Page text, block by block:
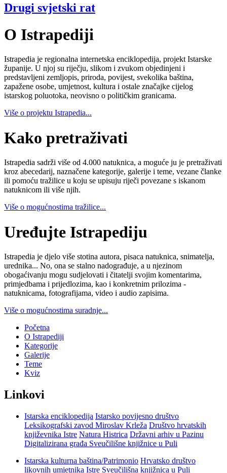
Drugi svjetski rat
O Istrapediji
Istrapedia je regionalna internetska enciklopedija, projekt Istarske
županije. U njoj su riječju, slikom i zvukom objedinjeni i
predstavljeni zemljopis, priroda, povijest, svekolika baština,
zapažene osobe, umjetnost, kultura i ostale značajke cijelog
istarskog poluotoka, neovisno o političkim granicama.
Više o projektu Istrapedia...
Kako pretraživati
Istrapedia sadrži više od 4.000 natuknica, a moguće ju je pretraživati
kroz abecedarij, naznačene kategorije, galerije i teme, vezane članke
ili pomoću tražilice u koju se upisuju riječi povezane s iskanom
natuknicom ili više njih.
Više o mogućnostima tražilice...
Uređujte Istrapediju
Istrapedia je djelo više stotina autora, pisaca natuknica, snimatelja,
urednika... No, ona se stalno nadograđuje, a u njezinom
obogaćivanju mogu sudjelovati i čitatelji svojim komentarima,
primjedbama i prijedlozima, kao i konkretnim prilozima -
natuknicama, fotografijama, video i audio zapisima.
Više o mogućnostima suradnje...
Početna
O Istrapediji
Kategorije
Galerije
Teme
Kviz
Linkovi
Istarska enciklopedija Istarsko povijesno društvo
Leksikografski zavod Miroslav Krleža Društvo hrvatskih
književnika Istre Natura Histrica Državni arhiv u Pazinu
Digitalizirana građa Sveučilišne knjižnice u Puli
Istarska kulturna baština/Patrimonio Hrvatsko društvo
likovnih umjetnika Istre Sveučilišna knjižnica u Puli